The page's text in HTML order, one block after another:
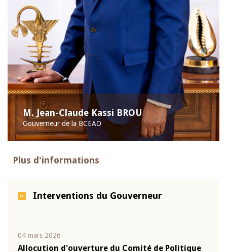
M. Jean-Claude Kassi BROU
Gouverneur de la BCEAO
Plus d'informations
Interventions du Gouverneur
04 mars 2026
Allocution d'ouverture du Comité de Politique